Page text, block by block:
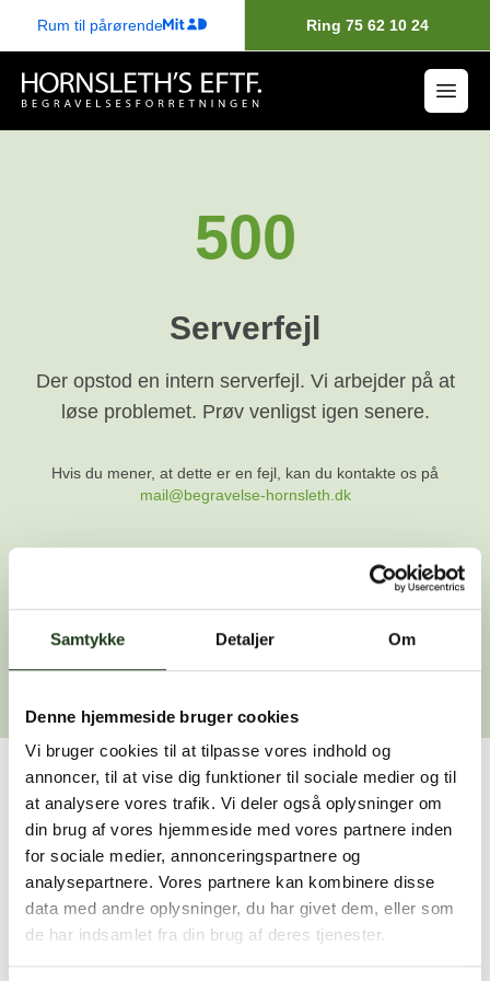
Samtykke Detaljer Om
Denne hjemmeside bruger cookies
Vi bruger cookies til at tilpasse vores indhold og
annoncer, til at vise dig funktioner til sociale medier og til
at analysere vores trafik. Vi deler også oplysninger om
din brug af vores hjemmeside med vores partnere inden
for sociale medier, annonceringspartnere og
analysepartnere. Vores partnere kan kombinere disse
data med andre oplysninger, du har givet dem, eller som
de har indsamlet fra din brug af deres tjenester.
Rum til pårørende Ring 75 62 10 24
500
Serverfejl
Der opstod en intern serverfejl. Vi arbejder på at
løse problemet. Prøv venligst igen senere.
Hvis du mener, at dette er en fejl, kan du kontakte os på
mail@begravelse-hornsleth.dk
Gå tilbage
Har du brug for hjælp?
Vi er her for at hjælpe dig. Du er velkommen til at kontakte
os, hvis du har spørgsmål eller brug for assistance.
59 45 10 14
Find nærmeste afdeling